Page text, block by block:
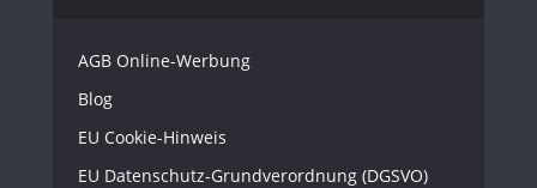
AGB Online-Werbung
Blog
EU Cookie-Hinweis
EU Datenschutz-Grundverordnung (DGSVO)